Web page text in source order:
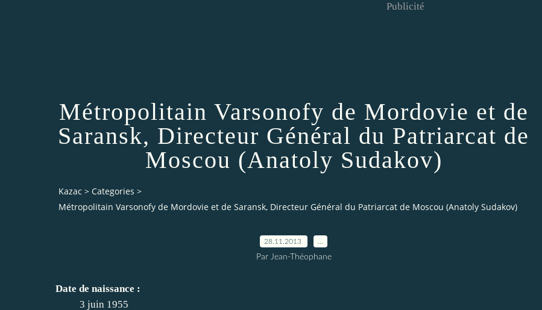
Publicité
Métropolitain Varsonofy de Mordovie et de
Saransk, Directeur Général du Patriarcat de
Moscou (Anatoly Sudakov)
Kazac > Categories >
Métropolitain Varsonofy de Mordovie et de Saransk, Directeur Général du Patriarcat de Moscou (Anatoly Sudakov)
28.11.2013
Par Jean-Théophane
Date de naissance :
3 juin 1955